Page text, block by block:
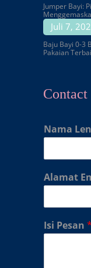
Jumper Bayi:
Juli 7,
Baju Bayi 0-3
Pakaian
Contact
Nama
Alamat
Isi Pesan *